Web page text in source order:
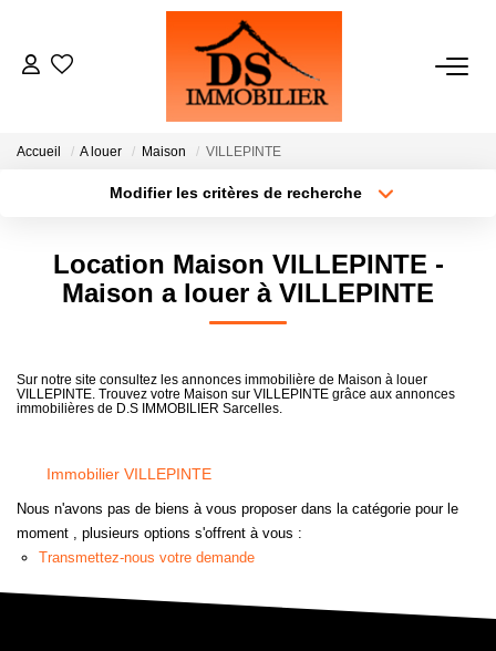
ACHATS
NOTRE AGENCE
CONTACT
Accueil A louer Maison VILLEPINTE
Modifier les critères de recherche
Sélectionnez...
Type de bien
Surface min
Créer une alerte
Location Maison VILLEPINTE -
Maison a louer à VILLEPINTE
Sur notre site consultez les annonces immobilière de Maison à louer
VILLEPINTE. Trouvez votre Maison sur VILLEPINTE grâce aux annonces
immobilières de D.S IMMOBILIER Sarcelles.
Immobilier VILLEPINTE
Nous n'avons pas de biens à vous proposer dans la catégorie pour le
moment , plusieurs options s'offrent à vous :
Transmettez-nous votre demande